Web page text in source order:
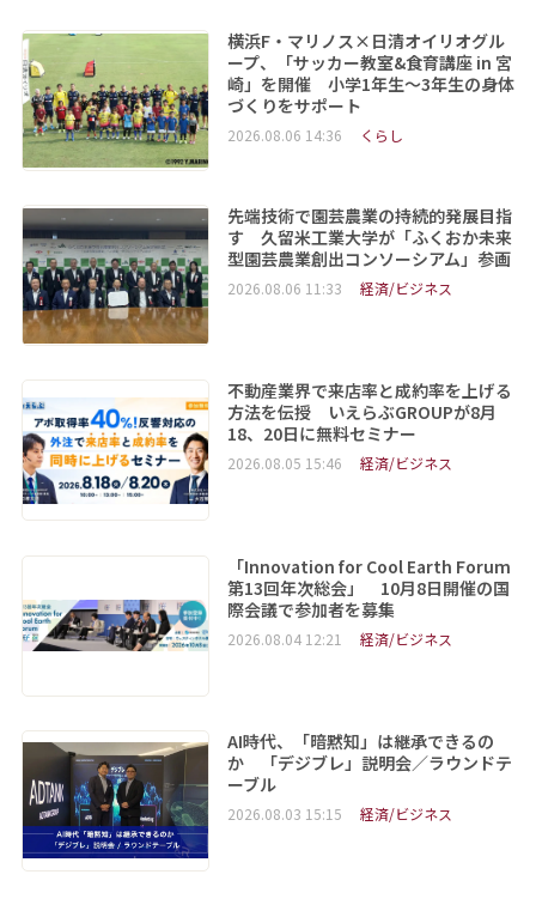
横浜F・マリノス×日清オイリオグル
ープ、「サッカー教室&食育講座 in 宮
崎」を開催 小学1年生～3年生の身体
づくりをサポート
2026.08.06 14:36 くらし
先端技術で園芸農業の持続的発展目指
す 久留米工業大学が「ふくおか未来
型園芸農業創出コンソーシアム」参画
2026.08.06 11:33 経済/ビジネス
不動産業界で来店率と成約率を上げる
方法を伝授 いえらぶGROUPが8月
18、20日に無料セミナー
2026.08.05 15:46 経済/ビジネス
「Innovation for Cool Earth Forum
第13回年次総会」 10月8日開催の国
際会議で参加者を募集
2026.08.04 12:21 経済/ビジネス
AI時代、「暗黙知」は継承できるの
か 「デジブレ」説明会／ラウンドテ
ーブル
2026.08.03 15:15 経済/ビジネス